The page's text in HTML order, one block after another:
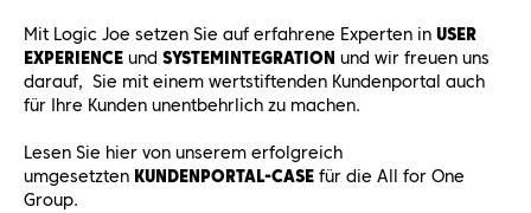
Mit Logic Joe setzen Sie auf erfahrene Experten in USER
EXPERIENCE und SYSTEMINTEGRATION und wir freuen uns
darauf, Sie mit einem wertstiftenden Kundenportal auch
für Ihre Kunden unentbehrlich zu machen.
Lesen Sie hier von unserem erfolgreich
umgesetzten KUNDENPORTAL-CASE für die All for One
Group.